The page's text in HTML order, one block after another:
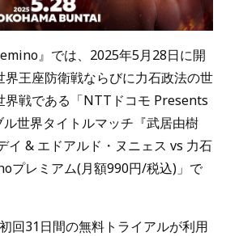
』では、2025年5月28日に開
王座防衛戦ならびに力石政法の世
界戦である「NTTドコモ Presents
世界タイトルマッチ『武居由樹
イ & エドアルド・ヌニェス vs 力石
プレミアム(月額990円/税込)」で
回31日間の無料トライアルが利用